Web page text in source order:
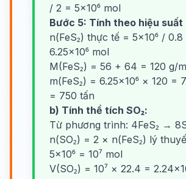
/ 2 = 5×10⁶ mol
Bước 5: Tính theo hiệu suất
n(FeS₂) thực tế = 5×10⁶ / 0.8
6.25×10⁶ mol
M(FeS₂) = 56 + 64 = 120 g/
m(FeS₂) = 6.25×10⁶ × 120 =
= 750 tấn
b) Tính thể tích SO₂:
Từ phương trình: 4FeS₂ →
n(SO₂) = 2 × n(FeS₂) lý
5×10⁶ = 10⁷ mol
V(SO₂) = 10⁷ × 22.4 =